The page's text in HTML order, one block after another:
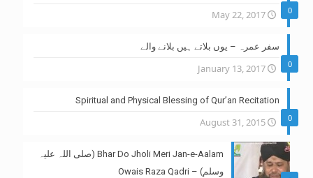
0
May 22, 2017
0
سفر عمرہ – یوں بلاتے ہیں بلانے والے
January 13, 2017
0
Spiritual and Physical Blessing of Qur’an Recitation
August 31, 2015
Bhar Do Jholi Meri Jan-e-Aalam (صلی اللہ علیہ
وسلم) – Owais Raza Qadri